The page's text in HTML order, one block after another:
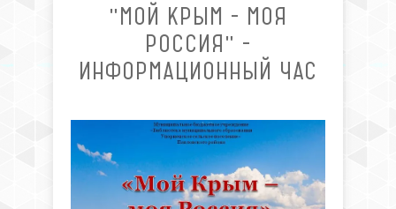
"МОЙ КРЫМ - МОЯ
РОССИЯ" -
ИНФОРМАЦИОННЫЙ ЧАС